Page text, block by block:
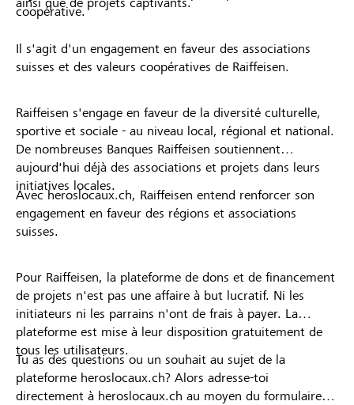
coopérative.
Il s'agit d'un engagement en faveur des associations
suisses et des valeurs coopératives de Raiffeisen.
Raiffeisen s'engage en faveur de la diversité culturelle,
sportive et sociale - au niveau local, régional et national.
De nombreuses Banques Raiffeisen soutiennent
aujourd'hui déjà des associations et projets dans leurs
initiatives locales.
Avec heroslocaux.ch, Raiffeisen entend renforcer son
engagement en faveur des régions et associations
suisses.
Pour Raiffeisen, la plateforme de dons et de financement
de projets n'est pas une affaire à but lucratif. Ni les
initiateurs ni les parrains n'ont de frais à payer. La
plateforme est mise à leur disposition gratuitement de
tous les utilisateurs.
Tu as des questions ou un souhait au sujet de la
plateforme heroslocaux.ch? Alors adresse-toi
directement à heroslocaux.ch au moyen du formulaire